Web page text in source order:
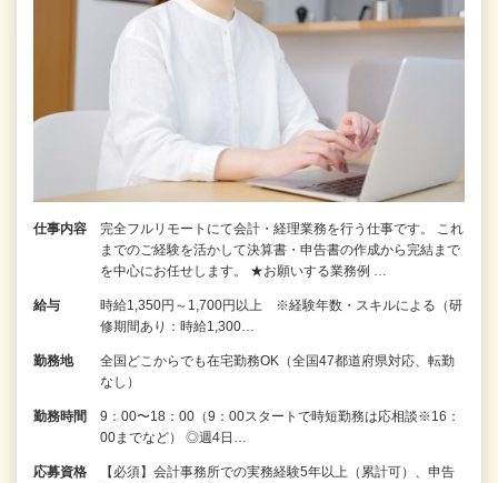
仕事内容
完全フルリモートにて会計・経理業務を行う仕事です。 これ
までのご経験を活かして決算書・申告書の作成から完結まで
を中⼼にお任せします。 ★お願いする業務例 …
給与
時給1,350円～1,700円以上 ※経験年数・スキルによる（研
修期間あり：時給1,300…
勤務地
全国どこからでも在宅勤務OK（全国47都道府県対応、転勤
なし）
勤務時間
9：00〜18：00（9：00スタートで時短勤務は応相談※16：
00までなど） ◎週4日…
応募資格
【必須】会計事務所での実務経験5年以上（累計可）、申告